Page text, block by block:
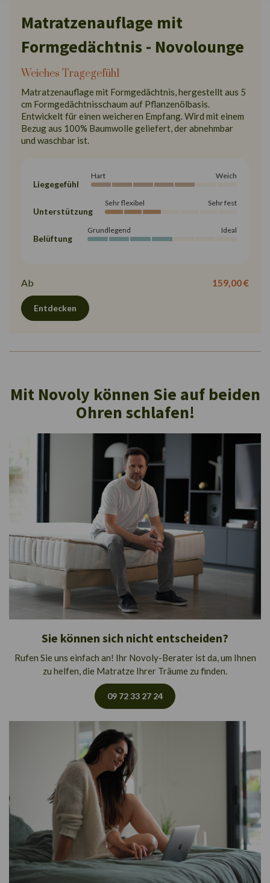
Matratzenauflage mit
Formgedächtnis - Novolounge
Weiches Tragegefühl
Matratzenauflage mit Formgedächtnis, hergestellt aus 5
cm Formgedächtnisschaum auf Pflanzenölbasis.
Entwickelt für einen weicheren Empfang. Wird mit einem
Bezug aus 100% Baumwolle geliefert, der abnehmbar
und waschbar ist.
Liegegefühl
Hart Weich
Unterstützung
Sehr flexibel Sehr fest
Belüftung
Grundlegend Ideal
Ab 159,00 €
Entdecken
Mit Novoly können Sie auf beiden
Ohren schlafen!
Sie können sich nicht entscheiden?
Rufen Sie uns einfach an! Ihr Novoly-Berater ist da, um Ihnen
zu helfen, die Matratze Ihrer Träume zu finden.
09 72 33 27 24